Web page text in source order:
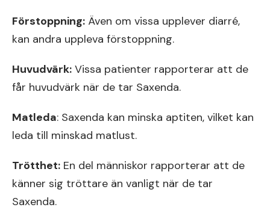
Förstoppning: Även om vissa upplever diarré,
kan andra uppleva förstoppning.
Huvudvärk: Vissa patienter rapporterar att de
får huvudvärk när de tar Saxenda.
Matleda: Saxenda kan minska aptiten, vilket kan
leda till minskad matlust.
Trötthet: En del människor rapporterar att de
känner sig tröttare än vanligt när de tar
Saxenda.